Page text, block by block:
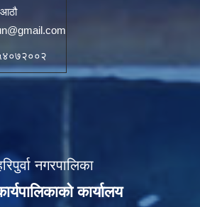
नगरपालिका
कार्यालय